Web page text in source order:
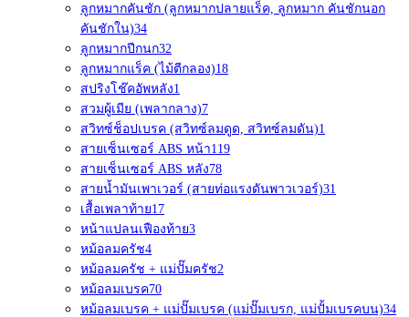
ลูกหมากคันชัก (ลูกหมากปลายแร็ค, ลูกหมาก คันชักนอก
คันชักใน)34
ลูกหมากปีกนก32
ลูกหมากแร็ค (ไม้ตีกลอง)18
สปริงโช๊คอัพหลัง1
สวมผู้เมีย (เพลากลาง)7
สวิทซ์ช็อปเบรค (สวิทซ์ลมดูด, สวิทซ์ลมดัน)1
สายเซ็นเซอร์ ABS หน้า119
สายเซ็นเซอร์ ABS หลัง78
สายน้ำมันเพาเวอร์ (สายท่อแรงดันพาวเวอร์)31
เสื้อเพลาท้าย17
หน้าแปลนเฟืองท้าย3
หม้อลมครัช4
หม้อลมครัช + แม่ปั๊มครัช2
หม้อลมเบรค70
หม้อลมเบรค + แม่ปั๊มเบรค (แม่ปั๊มเบรก, แม่ปั้มเบรคบน)34